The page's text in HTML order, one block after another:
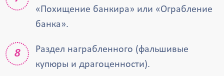
«Похищение банкира» или «Ограбление
банка».
Раздел награбленного (фальшивые
купюры и драгоценности).